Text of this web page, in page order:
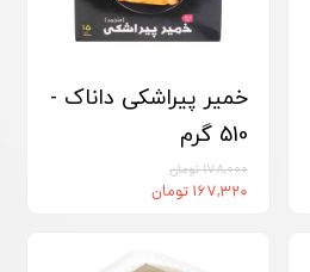
خمیر پیراشکی داناک -
510 گرم
۱۷۸,۰۰۰ تومان
۱۶۷,۳۲۰ تومان